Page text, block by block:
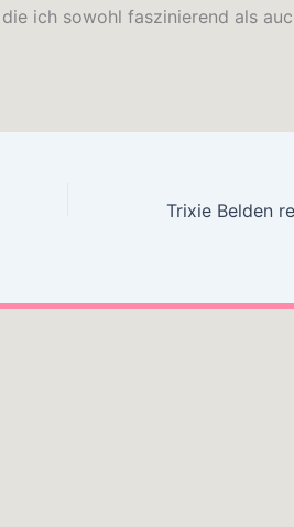
ich sowohl faszinierend als